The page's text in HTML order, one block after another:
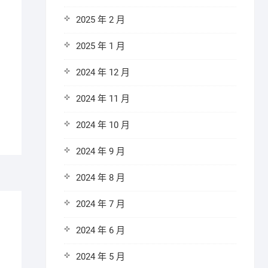
2025 年 2 月
2025 年 1 月
2024 年 12 月
2024 年 11 月
2024 年 10 月
2024 年 9 月
2024 年 8 月
2024 年 7 月
2024 年 6 月
2024 年 5 月